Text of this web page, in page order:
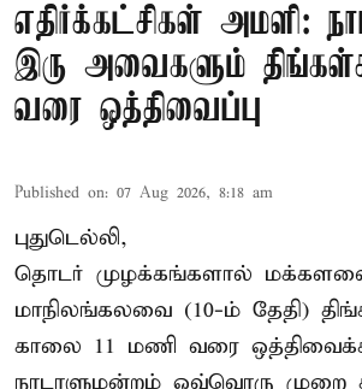
எதிர்க்கட்சிகள் அமளி:
இரு அவைகளும்
வரை ஒத்திவைப்பு
Published on: 07 Aug 2026, 8:18 am
புதுடெல்லி,
தொடர் முழக்கங்களால்
மாநிலங்கலவை (10-ம் தேதி)
காலை 11 மணி வரை
நாடாளுமன்றம் ஒவ்வொரு முறை